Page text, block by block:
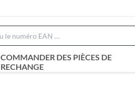
COMMANDER DES PIÈCES DE
RECHANGE